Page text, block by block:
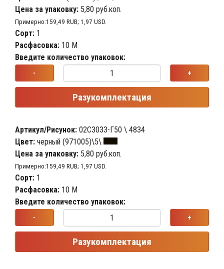
Цена за упаковку: 5,80 руб.коп.
Примерно:159,49 RUB; 1,97 USD.
Сорт: 1
Расфасовка: 10 М
Введите количество упаковок:
- +
Разукомплектация
Артикул/Рисунок: 02С3033-Г50 \ 4834
Цвет: черный (971005)\5\
Цена за упаковку: 5,80 руб.коп.
Примерно:159,49 RUB; 1,97 USD.
Сорт: 1
Расфасовка: 10 М
Введите количество упаковок:
- +
Разукомплектация